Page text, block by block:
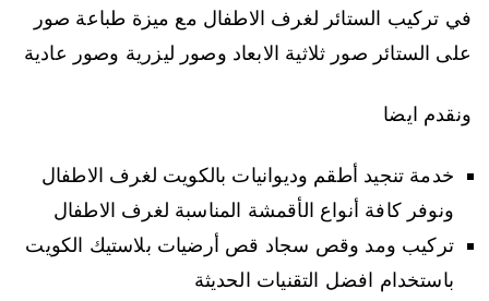
في تركيب الستائر لغرف الاطفال مع ميزة طباعة صور
على الستائر صور ثلاثية الابعاد وصور ليزرية وصور عادية
ونقدم ايضا
خدمة تنجيد أطقم وديوانيات بالكويت لغرف الاطفال
ونوفر كافة أنواع الأقمشة المناسبة لغرف الاطفال
تركيب ومد وقص سجاد قص أرضيات بلاستيك الكويت
باستخدام افضل التقنيات الحديثة